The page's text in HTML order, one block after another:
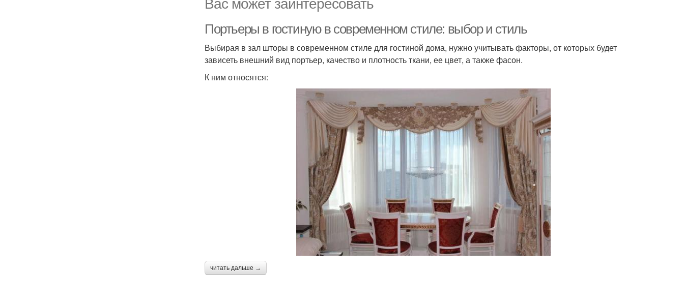
Портьеры в гостиную в современном стиле: выбор и стиль
Выбирая в зал шторы в современном стиле для гостиной дома, нужно учитывать факторы, от которых будет
зависеть внешний вид портьер, качество и плотность ткани, ее цвет, а также фасон.
К ним относятся:
читать дальше →